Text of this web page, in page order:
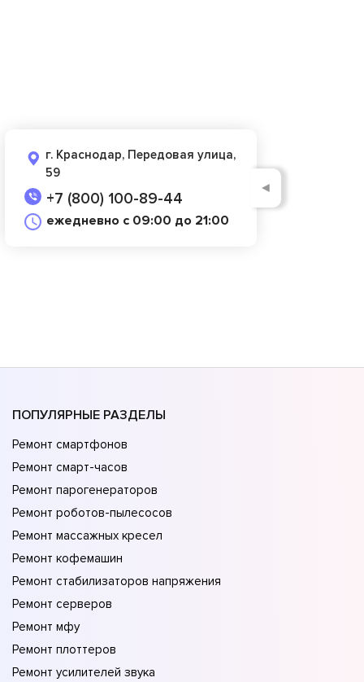
г. Краснодар, Передовая улица,
59
+7 (800) 100-89-44
ежедневно с 09:00 до 21:00
◄
ПОПУЛЯРНЫЕ РАЗДЕЛЫ
Ремонт смартфонов
Ремонт смарт-часов
Ремонт парогенераторов
Ремонт роботов-пылесосов
Ремонт массажных кресел
Ремонт кофемашин
Ремонт стабилизаторов напряжения
Ремонт серверов
Ремонт мфу
Ремонт плоттеров
Ремонт усилителей звука